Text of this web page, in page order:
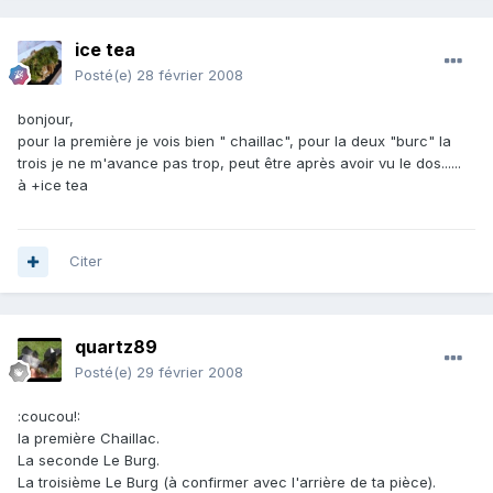
ice tea
Posté(e) 28 février 2008
bonjour,
pour la première je vois bien " chaillac", pour la deux "burc" la
trois je ne m'avance pas trop, peut être après avoir vu le dos......
à +ice tea
Citer
quartz89
Posté(e) 29 février 2008
:coucou!:
la première Chaillac.
La seconde Le Burg.
La troisième Le Burg (à confirmer avec l'arrière de ta pièce).